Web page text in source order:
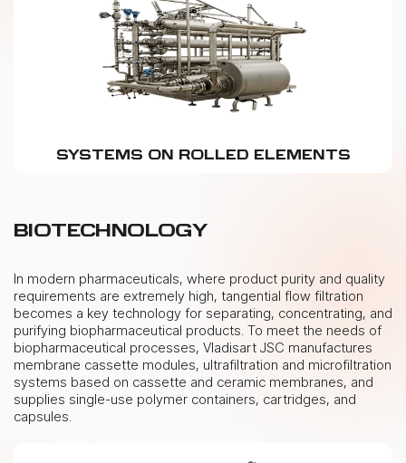
SYSTEMS ON ROLLED ELEMENTS
BIOTECHNOLOGY
In modern pharmaceuticals, where product purity and quality
requirements are extremely high, tangential flow filtration
becomes a key technology for separating, concentrating, and
purifying biopharmaceutical products. To meet the needs of
biopharmaceutical processes, Vladisart JSC manufactures
membrane cassette modules, ultrafiltration and microfiltration
systems based on cassette and ceramic membranes, and
supplies single-use polymer containers, cartridges, and
capsules.